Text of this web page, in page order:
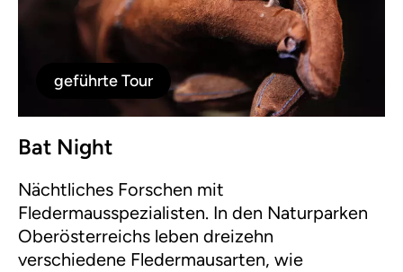
geführte Tour
Bat Night
Nächtliches Forschen mit
Fledermausspezialisten. In den Naturparken
Oberösterreichs leben dreizehn
verschiedene Fledermausarten, wie